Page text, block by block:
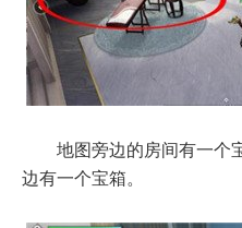
地图旁边的房间有一个
边有一个宝箱。